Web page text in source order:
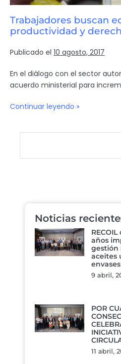
Trabajadores buscan
productividad y
Publicado el 10 agosto, 2017
En el diálogo con el sector
acuerdo ministerial para
Continuar leyendo »
Noticias
años
gestión
aceites
9 abril,
POR
11 abril,